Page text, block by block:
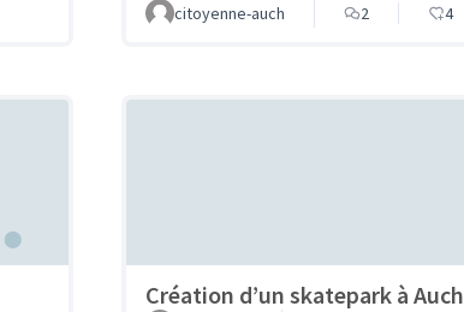
citoyenne-auch
2 4
Création d’un skatepark à Auch